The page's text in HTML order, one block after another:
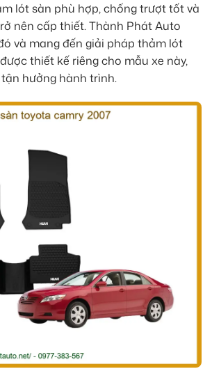
lót sàn phù hợp, chống trượt tốt và
nên cấp thiết. Thành Phát Auto
và mang đến giải pháp thảm lót
thiết kế riêng cho mẫu xe này,
hưởng hành trình.